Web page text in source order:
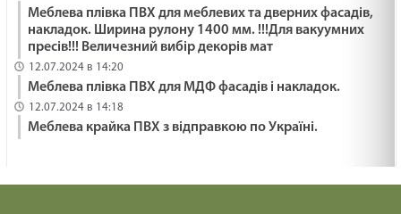
Меблева плівка ПВХ для меблевих та дверних фасадів,
накладок. Ширина рулону 1400 мм. !!!Для вакуумних
пресів!!! Величезний вибір декорів мат
12.07.2024 в 14:20
Меблева плівка ПВХ для МДФ фасадів і накладок.
12.07.2024 в 14:18
Меблева крайка ПВХ з відправкою по Україні.